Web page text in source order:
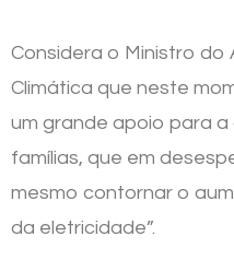
Considera o Ministro do
Climática que neste
um grande apoio para
famílias, que em
mesmo contornar o
da eletricidade”.